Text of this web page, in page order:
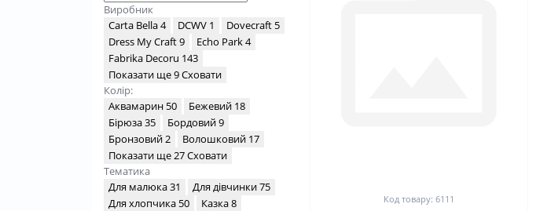
Виробник
Carta Bella4 DCWV 1 Dovecraft 5
Dress My Craft9 Echo Park4
Fabrika Decoru 143
Показати ще 9Сховати
Колір:
Аквамарин 50 Бежевий 18
Бірюза35 Бордовий9
Бронзовий2 Волошковий 17
Показати ще 27Сховати
Тематика
Для малюка31 Для дівчинки75
Для хлопчика 50 Казка8
Код товару: 6111